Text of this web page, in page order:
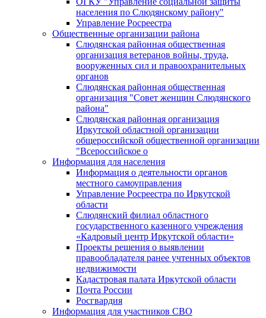
населения по Слюдянскому району"
Управление Росреестра
Общественные организации района
Слюдянская районная общественная
организация ветеранов войны, труда,
вооруженных сил и правоохранительных
органов
Слюдянская районная общественная
организация "Совет женщин Слюдянского
района"
Слюдянская районная организация
Иркутской областной организации
общероссийской общественной организации
"Всероссийское о
Информация для населения
Информация о деятельности органов
местного самоуправления
Управление Росреестра по Иркутской
области
Слюдянский филиал областного
государственного казенного учреждения
«Кадровый центр Иркутской области»
Проекты решения о выявлении
правообладателя ранее учтенных объектов
недвижимости
Кадастровая палата Иркутской области
Почта России
Росгвардия
Информация для участников СВО